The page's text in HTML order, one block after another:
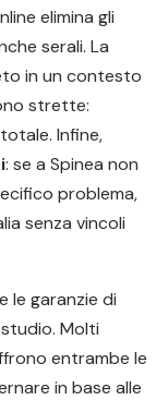
elimina gli
serali. La
in un contesto
strette:
Infine,
: se a Spinea non
problema,
senza vincoli
le garanzie di
Molti
entrambe le
in base alle